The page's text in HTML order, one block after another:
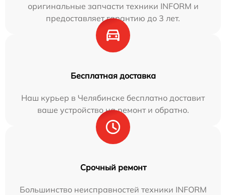
оригинальные запчасти техники INFORM и
предоставляет гарантию до 3 лет.
Бесплатная доставка
Наш курьер в Челябинске бесплатно доставит
ваше устройство на ремонт и обратно.
Срочный ремонт
Большинство неисправностей техники INFORM